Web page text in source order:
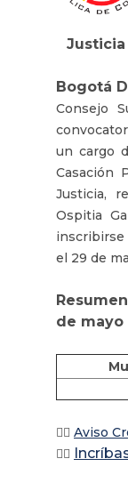
Justicia
Bogotá
Consejo
un cargo
Casación
Justicia,
Ospitia
inscribirse
el 29 de
de mayo
👉🏽 Aviso
👉🏽